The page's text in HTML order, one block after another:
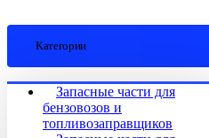
Категории
Запасные части для
бензовозов и
топливозаправщиков